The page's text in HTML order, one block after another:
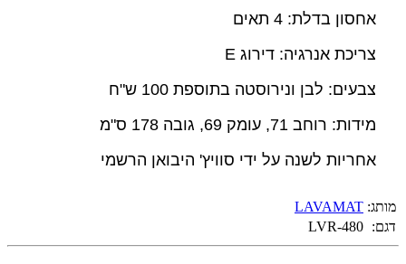
אחסון בדלת: 4 תאים
צריכת אנרגיה: דירוג E
צבעים: לבן ונירוסטה בתוספת 100 ש"ח
מידות: רוחב 71, עומק 69, גובה 178 ס"מ
אחריות לשנה על ידי סוויץ' היבואן הרשמי
מותג: LAVAMAT
דגם: LVR-480